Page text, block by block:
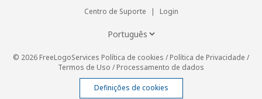
Centro de Suporte
| Login
© 2026 FreeLogoServices Política de cookies /Política de Privacidade /
Termos de Uso /Processamento de dados
Definições de cookies